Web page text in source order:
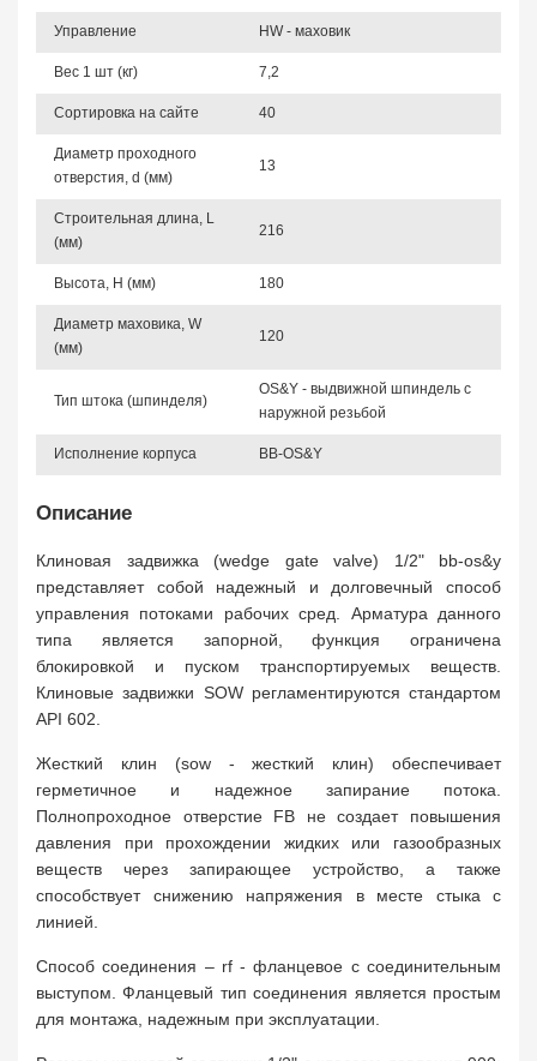
Управление HW - маховик
Вес 1 шт (кг) 7,2
Сортировка на сайте 40
Диаметр проходного
отверстия, d (мм)
13
Строительная длина, L
(мм)
216
Высота, Н (мм) 180
Диаметр маховика, W
(мм)
120
Тип штока (шпинделя)
OS&Y - выдвижной шпиндель с
наружной резьбой
Исполнение корпуса BB-OS&Y
Описание
Клиновая задвижка (wedge gate valve) 1/2" bb-os&y
представляет собой надежный и долговечный способ
управления потоками рабочих сред. Арматура данного
типа является запорной, функция ограничена
блокировкой и пуском транспортируемых веществ.
Клиновые задвижки SOW регламентируются стандартом
API 602.
Жесткий клин (sow - жесткий клин) обеспечивает
герметичное и надежное запирание потока.
Полнопроходное отверстие FB не создает повышения
давления при прохождении жидких или газообразных
веществ через запирающее устройство, а также
способствует снижению напряжения в месте стыка с
линией.
Способ соединения – rf - фланцевое с соединительным
выступом. Фланцевый тип соединения является простым
для монтажа, надежным при эксплуатации.